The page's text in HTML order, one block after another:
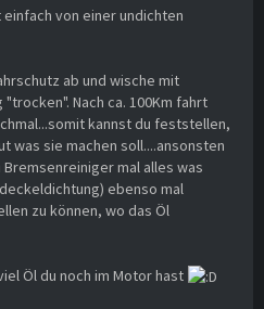
von einer undichten
ab und wische mit
Nach ca. 100Km fahrt
kannst du feststellen,
was sie machen soll....ansonsten
mal alles was
ebenso mal
zu können, wo das Öl
Öl du noch im Motor hast